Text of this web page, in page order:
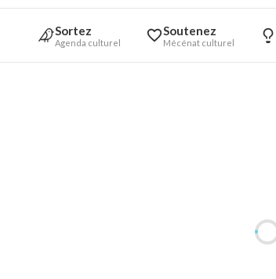
Sortez
Agenda culturel
Soutenez
Mécénat culturel